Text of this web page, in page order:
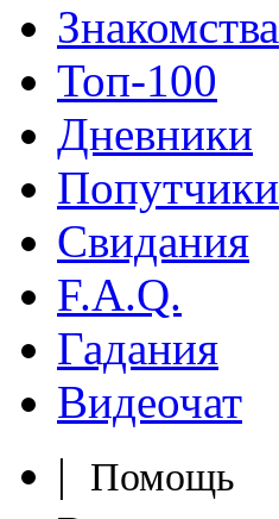
Знакомства
Топ-100
Дневники
Попутчики
Свидания
F.A.Q.
Гадания
Видеочат
|
Помощь